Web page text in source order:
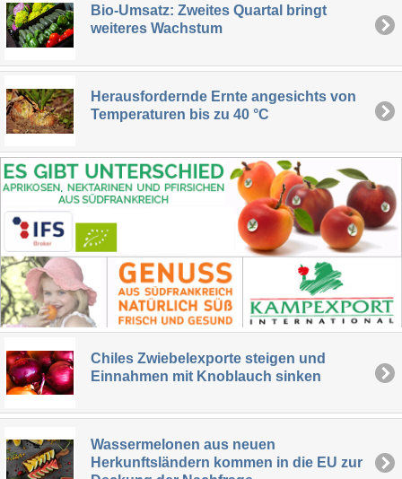
Bio-Umsatz: Zweites Quartal bringt
weiteres Wachstum
Herausfordernde Ernte angesichts von
Temperaturen bis zu 40 °C
Chiles Zwiebelexporte steigen und
Einnahmen mit Knoblauch sinken
Wassermelonen aus neuen
Herkunftsländern kommen in die EU zur